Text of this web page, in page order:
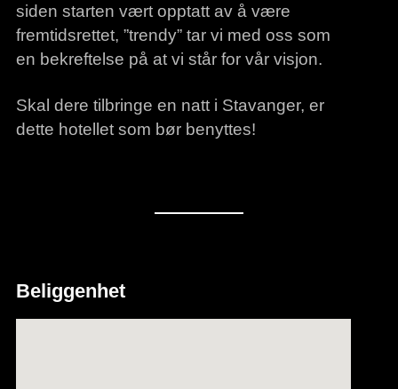
siden starten vært opptatt av å være
fremtidsrettet, ”trendy” tar vi med oss som
en bekreftelse på at vi står for vår visjon.
Skal dere tilbringe en natt i Stavanger, er
dette hotellet som bør benyttes!
Beliggenhet